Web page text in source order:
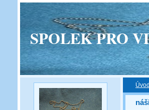
SPOLEK PRO
Úvod